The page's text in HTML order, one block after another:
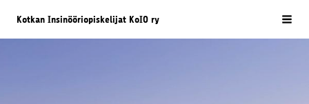
Siirry
Kotkan Insinööriopiskelijat KoIO ry